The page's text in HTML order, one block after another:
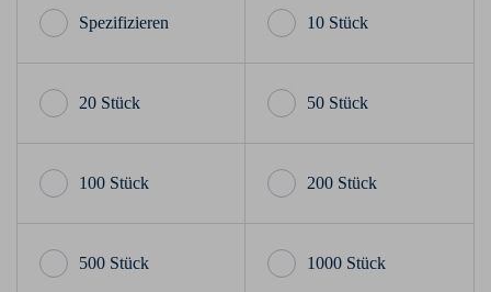
10 Stück
20 Stück 50 Stück
100 Stück 200 Stück
500 Stück 1000 Stück